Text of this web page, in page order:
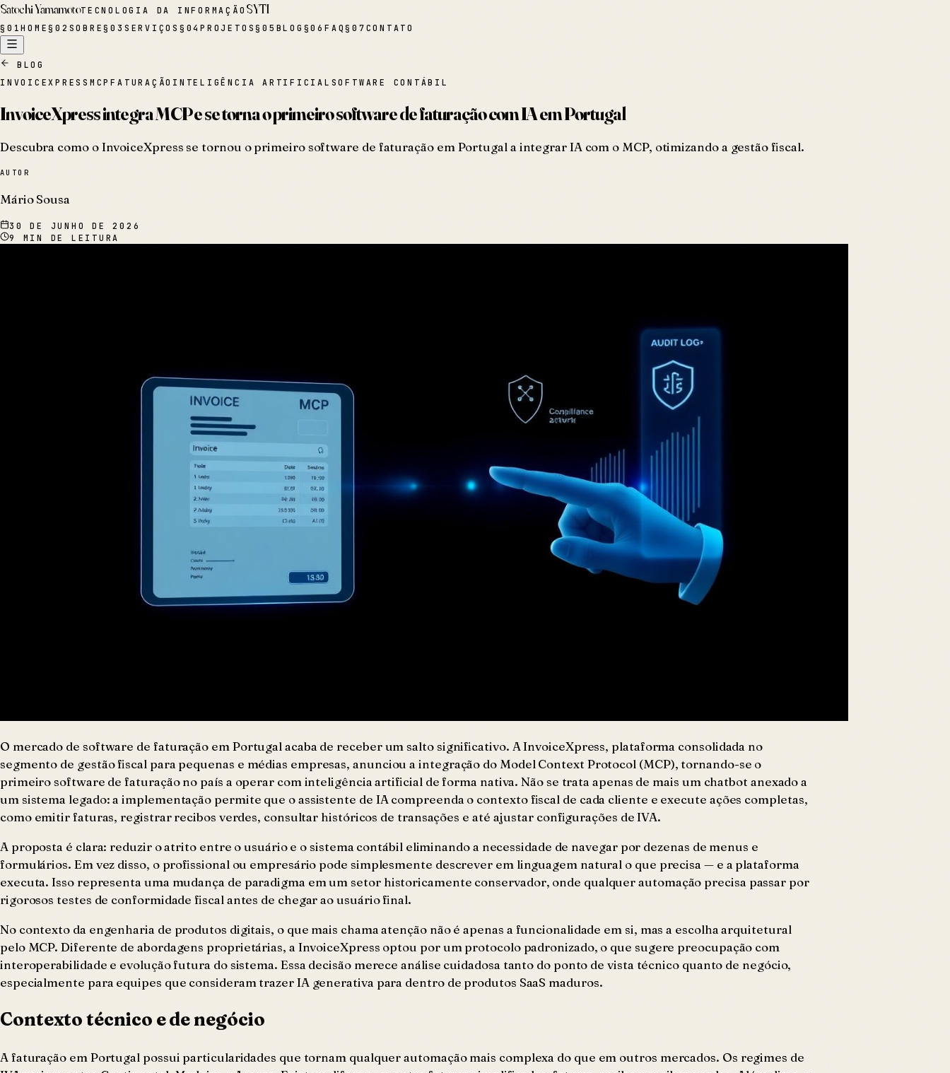
Satochi YamamotoTECNOLOGIA DA INFORMAÇÃO SYTI
§ 01HOME§02 SOBRE§03 SERVIÇOS § 04PROJETOS§05 BLOG §06 FAQ§07 CONTATO
BLOG
INVOICEXPRESS MCPFATURAÇÃO INTELIGÊNCIA ARTIFICIAL SOFTWARE CONTÁBIL
InvoiceXpress integra MCP e se torna o primeiro software de faturação com IA em Portugal
Descubra como o InvoiceXpress se tornou o primeiro software de faturação em Portugal a integrar IA com o MCP, otimizando a gestão fiscal.
AUTOR
Mário Sousa
30 DE JUNHO DE 2026
9
MIN DE LEITURA
O mercado de software de faturação em Portugal acaba de receber um salto significativo. A InvoiceXpress, plataforma consolidada no
segmento de gestão fiscal para pequenas e médias empresas, anunciou a integração do Model Context Protocol (MCP), tornando-se o
primeiro software de faturação no país a operar com inteligência artificial de forma nativa. Não se trata apenas de mais um chatbot anexado a
um sistema legado: a implementação permite que o assistente de IA compreenda o contexto fiscal de cada cliente e execute ações completas,
como emitir faturas, registrar recibos verdes, consultar históricos de transações e até ajustar configurações de IVA.
A proposta é clara: reduzir o atrito entre o usuário e o sistema contábil eliminando a necessidade de navegar por dezenas de menus e
formulários. Em vez disso, o profissional ou empresário pode simplesmente descrever em linguagem natural o que precisa — e a plataforma
executa. Isso representa uma mudança de paradigma em um setor historicamente conservador, onde qualquer automação precisa passar por
rigorosos testes de conformidade fiscal antes de chegar ao usuário final.
No contexto da engenharia de produtos digitais, o que mais chama atenção não é apenas a funcionalidade em si, mas a escolha arquitetural
pelo MCP. Diferente de abordagens proprietárias, a InvoiceXpress optou por um protocolo padronizado, o que sugere preocupação com
interoperabilidade e evolução futura do sistema. Essa decisão merece análise cuidadosa tanto do ponto de vista técnico quanto de negócio,
especialmente para equipes que consideram trazer IA generativa para dentro de produtos SaaS maduros.
Contexto técnico e de negócio
A faturação em Portugal possui particularidades que tornam qualquer automação mais complexa do que em outros mercados. Os regimes de